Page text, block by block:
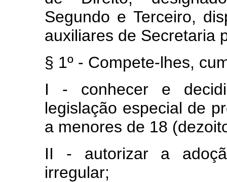
Segundo e Terceiro,
auxiliares de Secretaria
§ 1º - Compete-lhes,
I - conhecer e
legislação especial de
a menores de 18
II - autorizar a
irregular;